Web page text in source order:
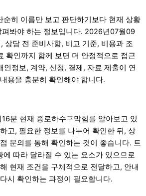
순히 이름만 보고 판단하기보다 현재 상황
봐야 하는 정보입니다. 2026년07월09
상담 전 준비사항, 비교 기준, 비용과 조
확인까지 함께 보면 더 안정적으로 접근
인정보, 계약, 신청, 결제, 자료 제출이 연
용을 충분히 확인해야 합니다.
분 현재 종로하수구막힘를 알아보고 있
고, 필요한 정보를 나누어 확인한 뒤, 상
문의를 통해 확인하는 것이 좋습니다. 트
에 따라 달라질 수 있는 요소가 있으므로
현재 조건을 구체적으로 전달하고, 안내
시 확인하는 과정이 필요합니다.